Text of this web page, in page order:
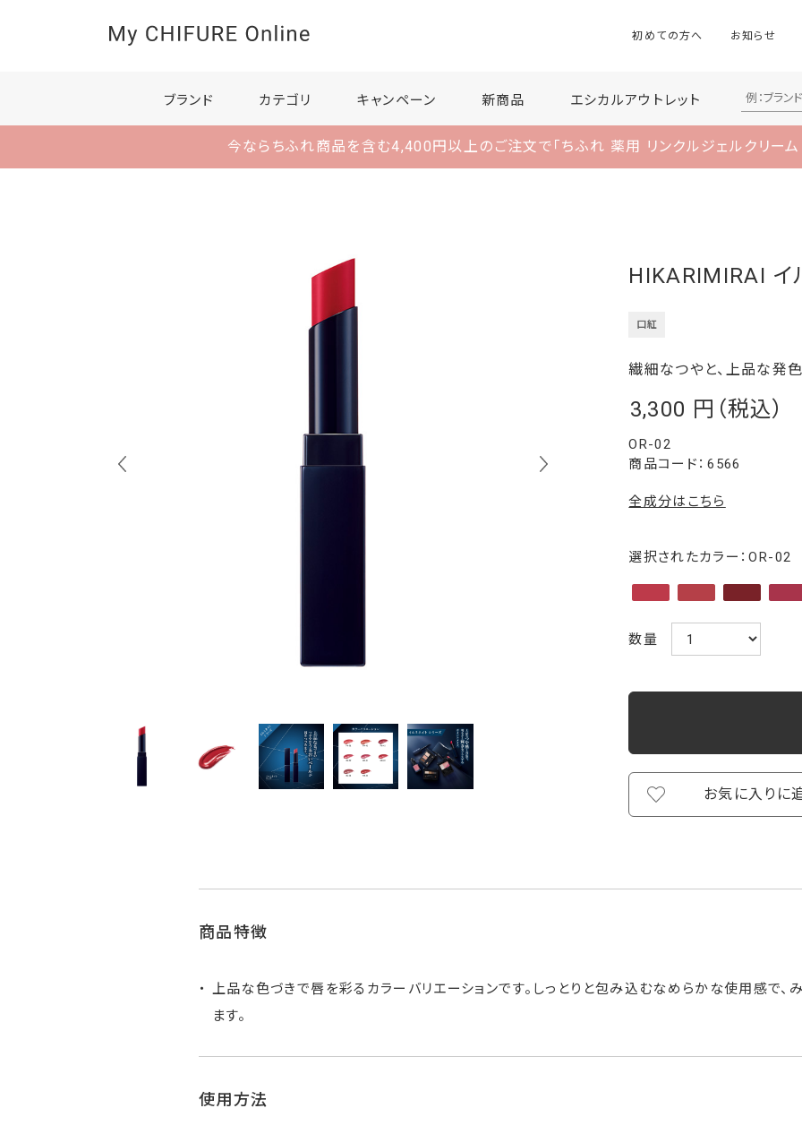
初めての方へ お知らせ
ブランド カテゴリ キャンペーン 新商品 エシカルアウトレット
今ならちふれ商品を含む4,400円以上のご注文で 「ちふれ 薬用 リンクルジェルクリーム
口紅
HIKARIMIRAI イ
3,300
6566
OR-02
繊細なつやと、上品な発
全成分はこちら
選択されたカラー：OR-02
数量
お気に入りに
商品特徴
上品な色づきで唇を彩るカラーバリエーションです。しっとりと包み込むなめらかな使用感で、
ます。
使用方法